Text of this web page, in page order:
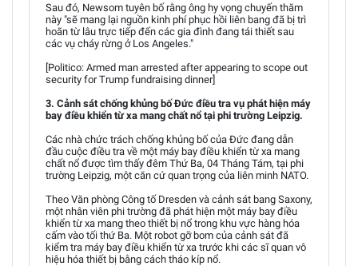
Sau đó, Newsom tuyên bố rằng ông hy vọng chuyến thăm
này "sẽ mang lại nguồn kinh phí phục hồi liên bang đã bị trì
hoãn từ lâu trực tiếp đến các gia đình đang tái thiết sau
các vụ cháy rừng ở Los Angeles."
[Politico: Armed man arrested after appearing to scope out
security for Trump fundraising dinner]
3. Cảnh sát chống khủng bố Đức điều tra vụ phát hiện máy
bay điều khiển từ xa mang chất nổ tại phi trường Leipzig.
Các nhà chức trách chống khủng bố của Đức đang dẫn
đầu cuộc điều tra về một máy bay điều khiển từ xa mang
chất nổ được tìm thấy đêm Thứ Ba, 04 Tháng Tám, tại phi
trường Leipzig, một căn cứ quan trọng của liên minh NATO.
Theo Văn phòng Công tố Dresden và cảnh sát bang Saxony,
một nhân viên phi trường đã phát hiện một máy bay điều
khiển từ xa mang theo thiết bị nổ trong khu vực hàng hóa
cấm vào tối thứ Ba. Một robot gỡ bom của cảnh sát đã
kiểm tra máy bay điều khiển từ xa trước khi các sĩ quan vô
hiệu hóa thiết bị bằng cách tháo kíp nổ.